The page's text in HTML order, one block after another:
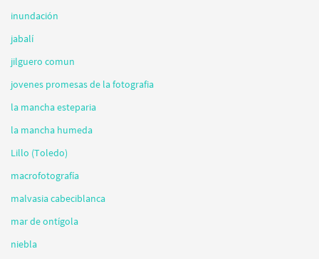
inundación
jabalí
jilguero comun
jovenes promesas de la fotografia
la mancha esteparia
la mancha humeda
Lillo (Toledo)
macrofotografía
malvasia cabeciblanca
mar de ontígola
niebla